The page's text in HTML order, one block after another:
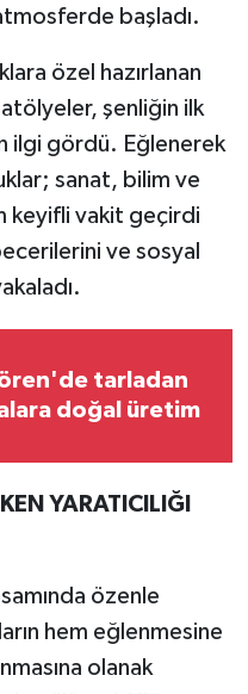
başladı.
özel hazırlanan
şenliğin ilk
ilgi gördü. Eğlenerek
sanat, bilim ve
keyifli vakit geçirdi
ve sosyal
tarladan
doğal üretim
YARATICILIĞI
özenle
hem eğlenmesine
olanak